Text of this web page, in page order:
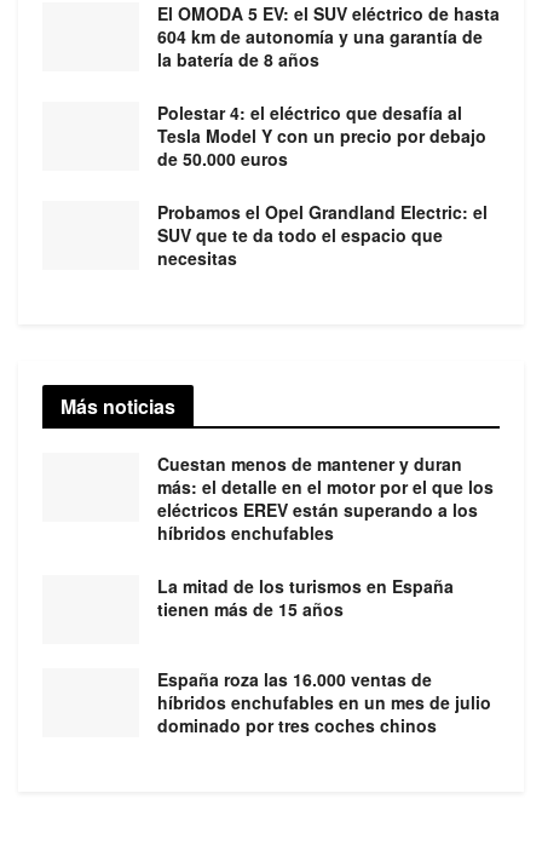
El OMODA 5 EV: el SUV eléctrico de hasta
604 km de autonomía y una garantía de
la batería de 8 años
Polestar 4: el eléctrico que desafía al
Tesla Model Y con un precio por debajo
de 50.000 euros
Probamos el Opel Grandland Electric: el
SUV que te da todo el espacio que
necesitas
Más noticias
Cuestan menos de mantener y duran
más: el detalle en el motor por el que los
eléctricos EREV están superando a los
híbridos enchufables
La mitad de los turismos en España
tienen más de 15 años
España roza las 16.000 ventas de
híbridos enchufables en un mes de julio
dominado por tres coches chinos